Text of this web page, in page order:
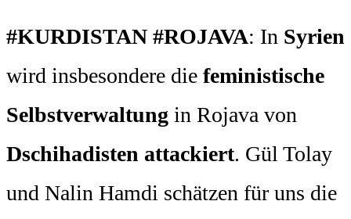
#KURDISTAN #ROJAVA: In Syrien
wird insbesondere die feministische
Selbstverwaltung in Rojava von
Dschihadisten attackiert. Gül Tolay
und Nalin Hamdi schätzen für uns die